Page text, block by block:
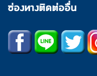
ช่องทางติดต่ออื่น